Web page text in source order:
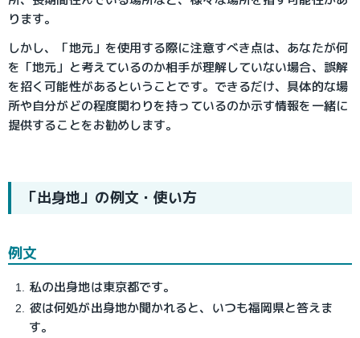
ります。
しかし、「地元」を使用する際に注意すべき点は、あなたが何
を「地元」と考えているのか相手が理解していない場合、誤解
を招く可能性があるということです。できるだけ、具体的な場
所や自分がどの程度関わりを持っているのか示す情報を一緒に
提供することをお勧めします。
「出身地」の例文・使い方
例文
私の出身地は東京都です。
彼は何処が出身地か聞かれると、いつも福岡県と答えま
す。